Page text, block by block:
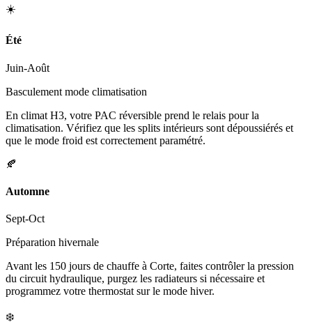
☀️
Été
Juin-Août
Basculement mode climatisation
En climat H3, votre PAC réversible prend le relais pour la
climatisation. Vérifiez que les splits intérieurs sont dépoussiérés et
que le mode froid est correctement paramétré.
🍂
Automne
Sept-Oct
Préparation hivernale
Avant les 150 jours de chauffe à Corte, faites contrôler la pression
du circuit hydraulique, purgez les radiateurs si nécessaire et
programmez votre thermostat sur le mode hiver.
❄️